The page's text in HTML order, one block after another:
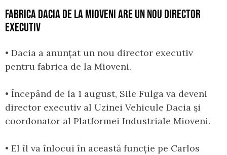
FABRICA DACIA DE LA MIOVENI ARE UN NOU DIRECTOR
EXECUTIV
• Dacia a anunțat un nou director executiv
pentru fabrica de la Mioveni.
• Începând de la 1 august, Sile Fulga va deveni
director executiv al Uzinei Vehicule Dacia și
coordonator al Platformei Industriale Mioveni.
• El îl va înlocui în această funcție pe Carlos